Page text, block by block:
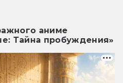
аниме
Тайна пробуждения»